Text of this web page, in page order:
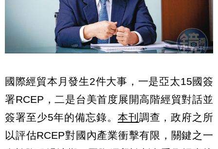
國際經貿本月發生2件大事，一是亞太15國簽
署RCEP，二是台美首度展開高階經貿對話並
簽署至少5年的備忘錄。 本刊 調查，政府之所
以評估RCEP對國內產業衝擊有限，關鍵之一